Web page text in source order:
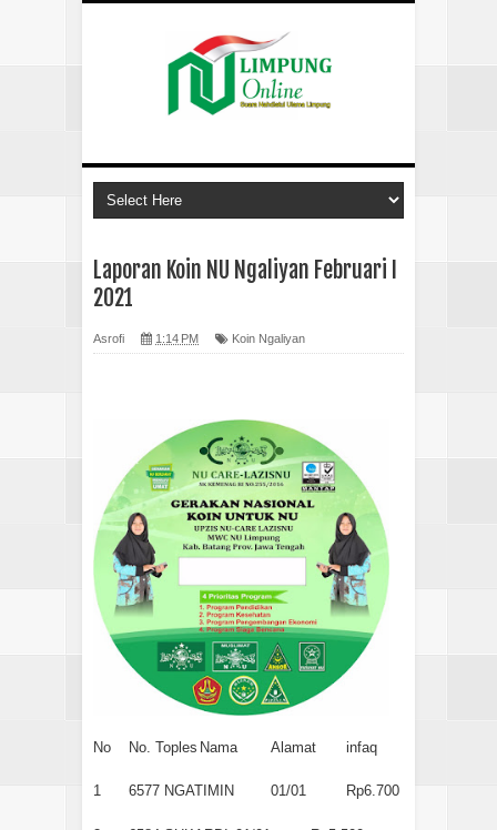
Laporan Koin NU Ngaliyan Februari I
2021
Asrofi 1:14 PM Koin Ngaliyan
No No. Toples Nama Alamat infaq
1 6577 NGATIMIN 01/01 Rp6.700